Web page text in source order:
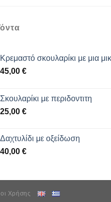
Κρεμαστό σκουλαρίκι με μια
45,00 €
Σκουλαρίκι με περιδοντιτη
25,00 €
Δαχτυλίδι με οξείδωση
40,00 €
Χρήσης